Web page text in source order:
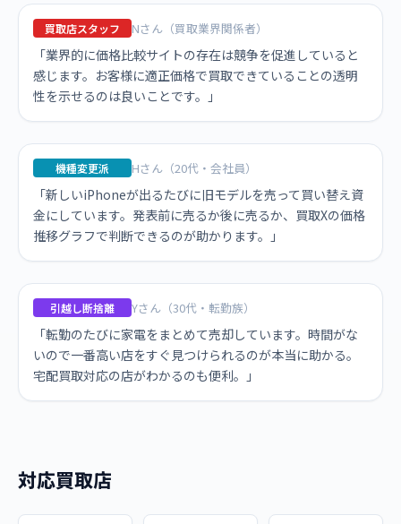
買取店スタッフ Nさん（買取業界関係者）
「業界的に価格比較サイトの存在は競争を促進していると
感じます。お客様に適正価格で買取できていることの透明
性を示せるのは良いことです。」
機種変更派 Hさん（20代・会社員）
「新しいiPhoneが出るたびに旧モデルを売って買い替え資
金にしています。発表前に売るか後に売るか、買取Xの価格
推移グラフで判断できるのが助かります。」
引越し断捨離 Yさん（30代・転勤族）
「転勤のたびに家電をまとめて売却しています。時間がな
いので一番高い店をすぐ見つけられるのが本当に助かる。
宅配買取対応の店がわかるのも便利。」
対応買取店